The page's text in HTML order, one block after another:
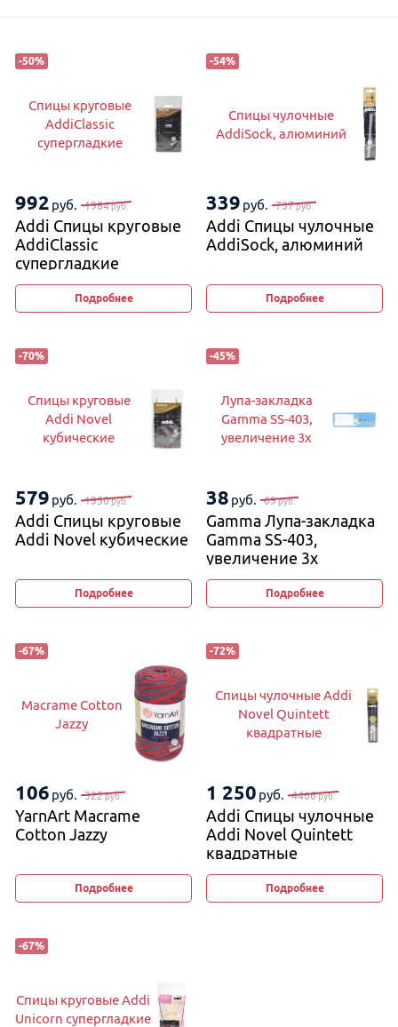
-50%
Спицы круговые
AddiClassic
супергладкие
992 руб. 1984руб.
Addi Спицы круговые
AddiClassic
супергладкие
Подробнее
-54%
Спицы чулочные
AddiSock, алюминий
339 руб. 737руб.
Addi Спицы чулочные
AddiSock, алюминий
Подробнее
-70%
Спицы круговые
Addi Novel
кубические
579 руб. 1930руб.
Addi Спицы круговые
Addi Novel кубические
Подробнее
-45%
Лупа-закладка
Gamma SS-403,
увеличение 3х
38 руб. 69руб.
Gamma Лупа-закладка
Gamma SS-403,
увеличение 3х
Подробнее
-67%
Macrame Cotton
Jazzy
106 руб. 322руб.
YarnArt Macrame
Cotton Jazzy
Подробнее
-72%
Спицы чулочные Addi
Novel Quintett
квадратные
1 250 руб. 4466руб.
Addi Спицы чулочные
Addi Novel Quintett
квадратные
Подробнее
-67%
Спицы круговые Addi
Unicorn супергладкие